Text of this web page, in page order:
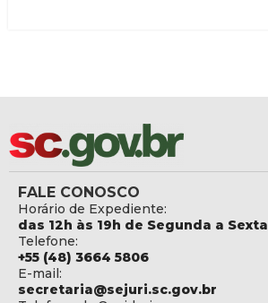
FALE CONOSCO
Horário de Expediente:
das 12h às 19h de Segunda a Sexta
Telefone:
+55 (48) 3664 5806
E-mail:
secretaria@sejuri.sc.gov.br